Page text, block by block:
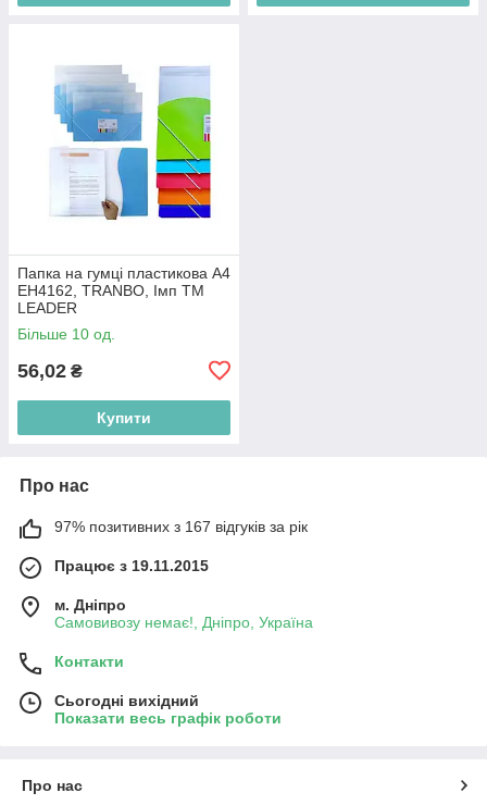
Папка на гумці пластикова А4
ЕН4162, TRANBO, Імп ТМ
LEADER
Більше 10 од.
56,02 ₴
Купити
Про нас
97% позитивних з 167 відгуків за рік
Працює з 19.11.2015
м. Дніпро
Самовивозу немає!, Дніпро, Україна
Контакти
Сьогодні вихідний
Показати весь графік роботи
Про нас